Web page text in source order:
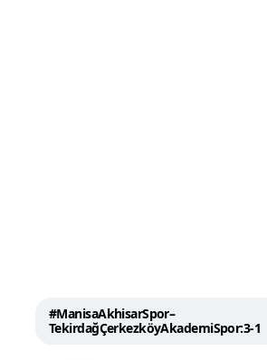
#ManisaAkhisarSpor–
TekirdağÇerkezköyAkademiSpor:3-1